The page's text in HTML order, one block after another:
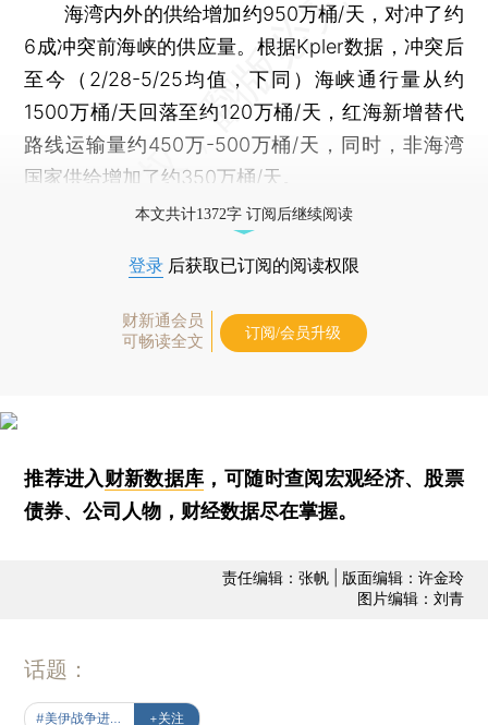
海湾内外的供给增加约950万桶/天，对冲了约
6成冲突前海峡的供应量。根据Kpler数据，冲突后
至今（2/28-5/25均值，下同）海峡通行量从约
1500万桶/天回落至约120万桶/天，红海新增替代
路线运输量约450万-500万桶/天，同时，非海湾
国家供给增加了约350万桶/天。
本文共计1372字 订阅后继续阅读
登录 后获取已订阅的阅读权限
财新通会员
可畅读全文
订阅/会员升级
推荐进入财新数据库 ，可随时查阅宏观经济、股票
债券、公司人物，财经数据尽在掌握。
责任编辑：张帆 | 版面编辑：许金玲
图片编辑：刘青
话题：
+关注